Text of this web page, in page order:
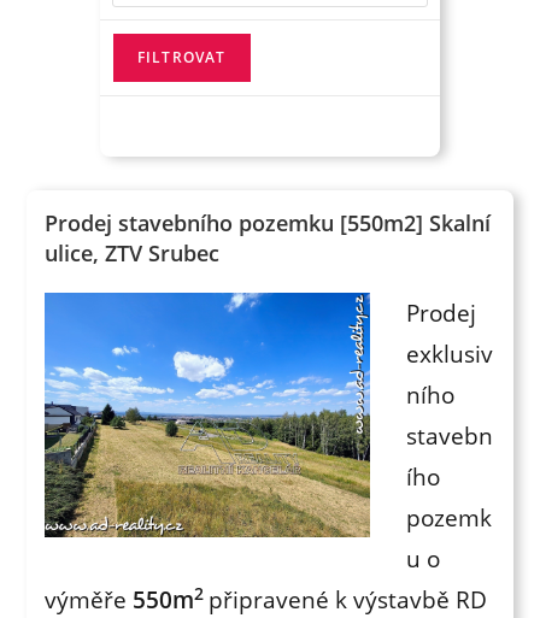
Prodej stavebního pozemku [550m2] Skalní
ulice, ZTV Srubec
Prodej
exklusiv
ního
stavebn
ího
pozemk
u o
výměře 550m2 připravené k výstavbě RD